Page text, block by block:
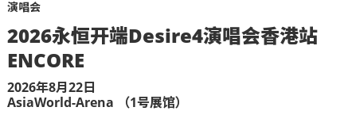
演唱会
2026永恒开端Desire4演唱会香港站
ENCORE
2026年8月22日
AsiaWorld-Arena （1号展馆）